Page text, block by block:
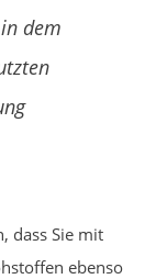
dem
dass Sie mit
ebenso